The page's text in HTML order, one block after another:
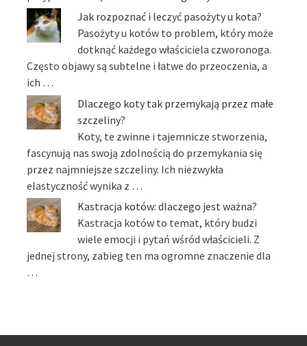
Jak rozpoznać i leczyć pasożyty u kota?
Pasożyty u kotów to problem, który może
dotknąć każdego właściciela czworonoga.
Często objawy są subtelne i łatwe do przeoczenia, a
ich …
Dlaczego koty tak przemykają przez małe
szczeliny?
Koty, te zwinne i tajemnicze stworzenia,
fascynują nas swoją zdolnością do przemykania się
przez najmniejsze szczeliny. Ich niezwykła
elastyczność wynika z …
Kastracja kotów: dlaczego jest ważna?
Kastracja kotów to temat, który budzi
wiele emocji i pytań wśród właścicieli. Z
jednej strony, zabieg ten ma ogromne znaczenie dla
…